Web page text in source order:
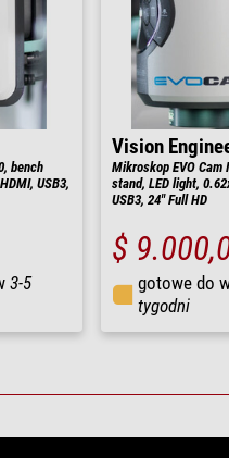
bench
USB3,
3-5
Vision
Mikroskop EVO Cam
stand, LED light,
USB3, 24" Full HD
$
gotowe do
tygodni